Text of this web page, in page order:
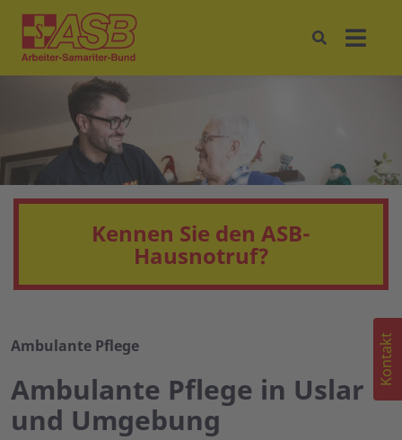
Kennen Sie den ASB-
Hausnotruf?
Ambulante Pflege
Ambulante Pflege in Uslar
und Umgebung
Kontakt